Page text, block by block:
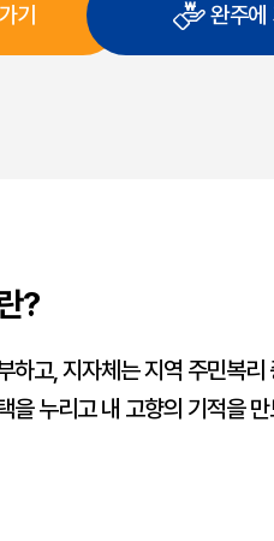
기 완주에
?
하고, 지자체는 지역 주민복
을 누리고 내 고향의 기적을